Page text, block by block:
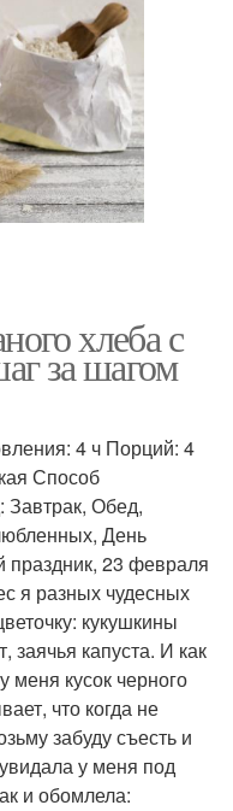
хлеба с
за шагом
4 ч Порций: 4
Способ
Завтрак, Обед,
День
23 февраля
я разных чудесных
кукушкины
заячья капуста. И как
меня кусок черного
что когда не
забуду съесть и
у меня под
и обомлела: